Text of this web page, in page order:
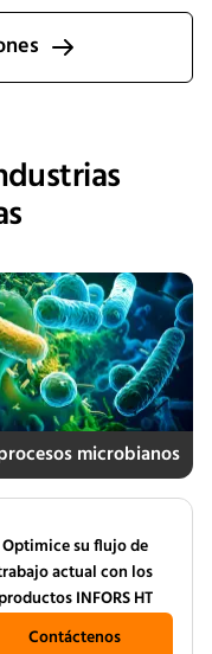
CHO cell
with heritable
adaptation,
microbianos
Optimice su flujo de
actual con los
INFORS HT
Contáctenos